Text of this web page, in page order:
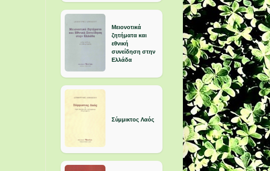
Μειονοτικά
ζητήματα και
εθνική
συνείδηση στην
Ελλάδα
Σύμμικτος Λαός